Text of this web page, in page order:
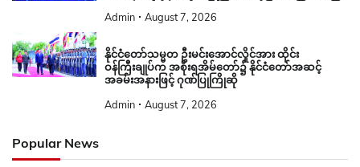
Admin August 7, 2026
နိုင်ငံတော်သမ္မတ ဦးမင်းအောင်လှိုင်အား ထိုင်း
ဝန်ကြီးချုပ်က အစိုးရအိမ်တော်၌ နိုင်ငံတော်အဆင့်
အခမ်းအနားဖြင့် ဂုဏ်ပြုကြိုဆို
Admin August 7, 2026
Popular News